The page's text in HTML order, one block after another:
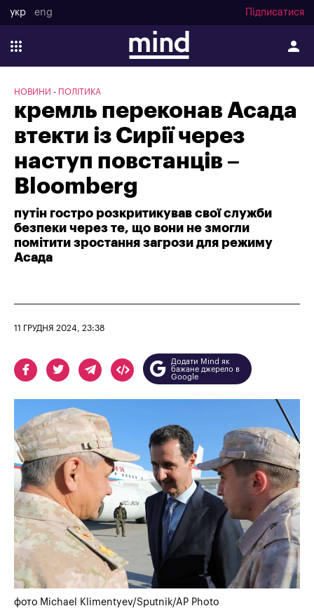
укр eng Підписатися
НОВИНИ ПОЛІТИКА
кремль переконав Асада
втекти із Сирії через
наступ повстанців –
Bloomberg
путін гостро розкритикував свої служби
безпеки через те, що вони не змогли
помітити зростання загрози для режиму
Асада
11 ГРУДНЯ 2024, 23:38
Додати Mind як
бажане джерело в
Google
фото Michael Klimentyev/Sputnik/AP Photo